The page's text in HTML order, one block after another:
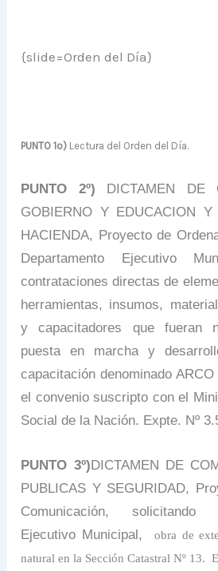
{slide=Orden del Día}
PUNTO 1º) Lectura del Orden del Día.
PUNTO 2º)
DICTAMEN DE
GOBIERNO Y EDUCACION Y
HACIENDA, Proyecto de
Departamento Ejecutivo
contrataciones directas de
herramientas, insumos,
y capacitadores que fueran
puesta en marcha y
capacitación denominado
el convenio suscripto con el
Social de la Nación. Expte. Nº
PUNTO 3º) DICTAMEN DE
PUBLICAS Y SEGURIDAD,
Comunicación, solicitando
Ejecutivo Municipal,
obra de
natural en la Sección Catastral Nº 13.